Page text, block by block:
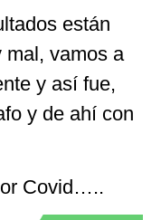
están
mal, vamos a
y así fue,
y de ahí con
Covid…..